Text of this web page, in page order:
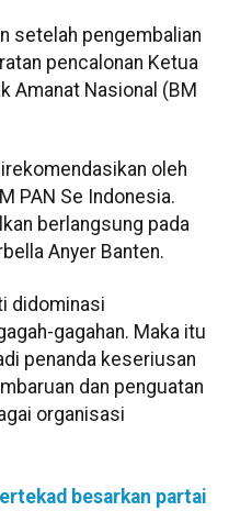
setelah pengembalian
pencalonan Ketua
Amanat Nasional (BM
oleh
PAN Se Indonesia.
berlangsung pada
Anyer Banten.
didominasi
gagahan. Maka itu
penanda keseriusan
dan penguatan
organisasi
besarkan partai